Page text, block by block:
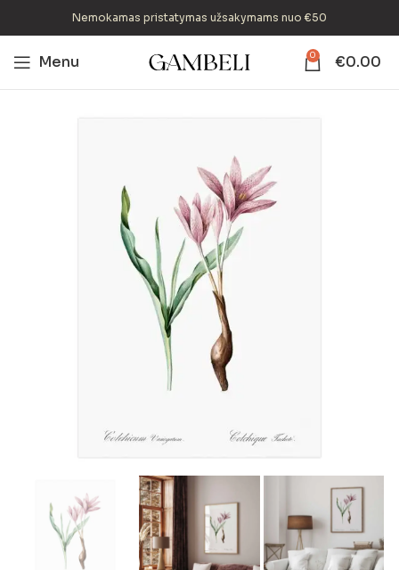
Nemokamas pristatymas užsakymams nuo €50
Menu 0 €0.00